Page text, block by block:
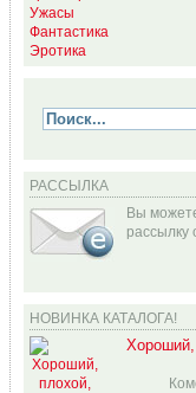
Ужасы
Фантастика
Эротика
РАССЫЛКА
Вы
рассылку
НОВИНКА КАТАЛОГА!